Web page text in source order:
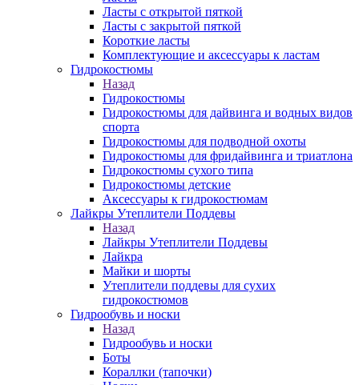
Ласты с открытой пяткой
Ласты с закрытой пяткой
Короткие ласты
Комплектующие и аксессуары к ластам
Гидрокостюмы
Назад
Гидрокостюмы
Гидрокостюмы для дайвинга и водных видов
спорта
Гидрокостюмы для подводной охоты
Гидрокостюмы для фридайвинга и триатлона
Гидрокостюмы сухого типа
Гидрокостюмы детские
Аксессуары к гидрокостюмам
Лайкры Утеплители Поддевы
Назад
Лайкры Утеплители Поддевы
Лайкра
Майки и шорты
Утеплители поддевы для сухих
гидрокостюмов
Гидрообувь и носки
Назад
Гидрообувь и носки
Боты
Кораллки (тапочки)